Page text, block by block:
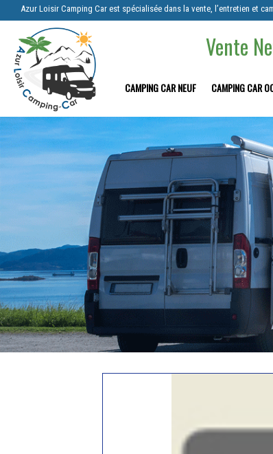
Azur Loisir Camping Car est spécialisée dans la vente, l’entretien et
Vente
CAMPING CAR NEUF CAMPING CAR